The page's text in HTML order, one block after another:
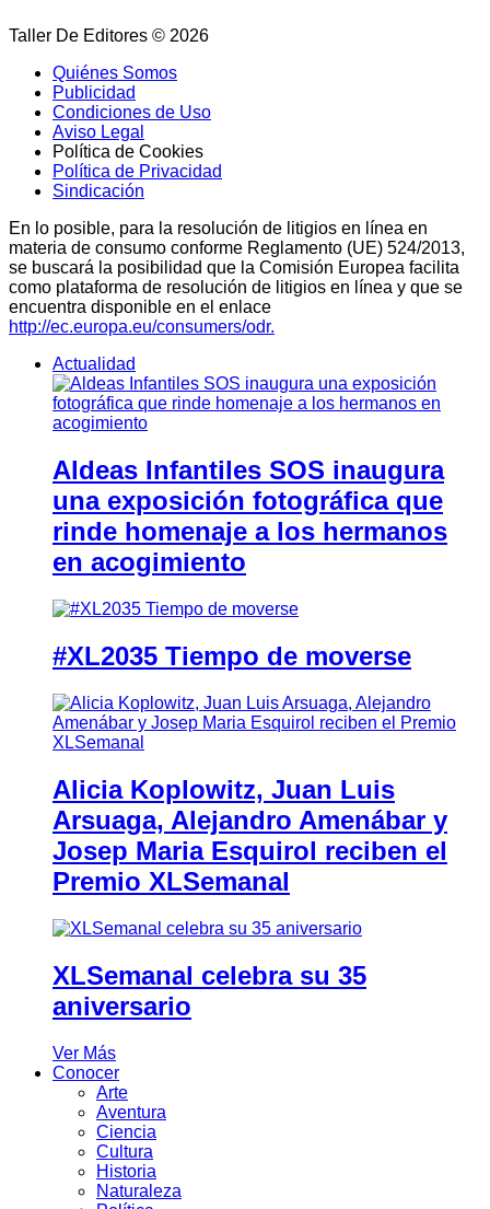
Taller De Editores © 2026
Quiénes Somos
Publicidad
Condiciones de Uso
Aviso Legal
Política de Cookies
Política de Privacidad
Sindicación
En lo posible, para la resolución de litigios en línea en
materia de consumo conforme Reglamento (UE) 524/2013,
se buscará la posibilidad que la Comisión Europea facilita
como plataforma de resolución de litigios en línea y que se
encuentra disponible en el enlace
http://ec.europa.eu/consumers/odr.
Actualidad
Aldeas Infantiles SOS inaugura
una exposición fotográfica que
rinde homenaje a los hermanos
en acogimiento
#XL2035 Tiempo de moverse
Alicia Koplowitz, Juan Luis
Arsuaga, Alejandro Amenábar y
Josep Maria Esquirol reciben el
Premio XLSemanal
XLSemanal celebra su 35
aniversario
Ver Más
Conocer
Arte
Aventura
Ciencia
Cultura
Historia
Naturaleza